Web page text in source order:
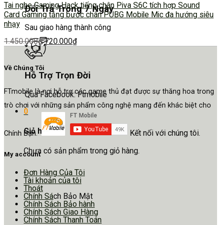
Đổi Trả Trong 7 Ngày
Sau giao hàng thành công
Hỗ Trợ Trọn Đời
Qua Facebook: Ftmobile
0
Giỏ hàng
Chưa có sản phẩm trong giỏ hàng.
Tai nghe Gaming Hack tiếng chân Piva S6C tích hợp Sound
Card Gaming tăng bước chân PUBG Mobile Mic đa hướng siêu
nhạy
1.450.000₫ 720.000₫
Về Chúng Tôi
FTmobile là nơi hỗ trợ các game thủ đạt được sự thăng hoa trong
trò chơi với những sản phẩm công nghệ mang đến khác biệt cho
Chính Bạn. Kết nối với chúng tôi.
My account
Đơn Hàng Của Tôi
Tài khoản của tôi
Thoát
Chính Sách Bảo Mật
Chính Sách Bảo hành
Chính Sách Giao Hàng
Chính Sách Thanh Toán